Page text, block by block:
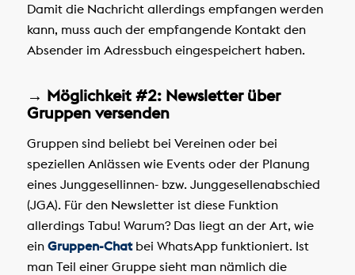
Damit die Nachricht allerdings empfangen werden
kann, muss auch der empfangende Kontakt den
Absender im Adressbuch eingespeichert haben.
→ Möglichkeit #2: Newsletter über
Gruppen versenden
Gruppen sind beliebt bei Vereinen oder bei
speziellen Anlässen wie Events oder der Planung
eines Junggesellinnen- bzw. Junggesellenabschied
(JGA). Für den Newsletter ist diese Funktion
allerdings Tabu! Warum? Das liegt an der Art, wie
ein Gruppen-Chatbei WhatsApp funktioniert. Ist
man Teil einer Gruppe sieht man nämlich die